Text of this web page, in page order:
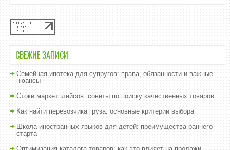
СВЕЖИЕ ЗАПИСИ
Семейная ипотека для супругов: права, обязанности и важные
нюансы
Стоки маркетплейсов: советы по поиску качественных товаров
Как найти перевозчика груза: основные критерии выбора
Школа иностранных языков для детей: преимущества раннего
старта